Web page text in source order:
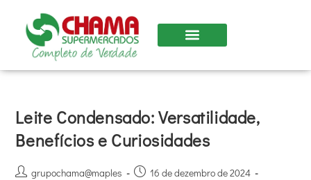
Leite Condensado: Versatilidade,
Benefícios e Curiosidades
grupochama@maples
16 de dezembro de 2024